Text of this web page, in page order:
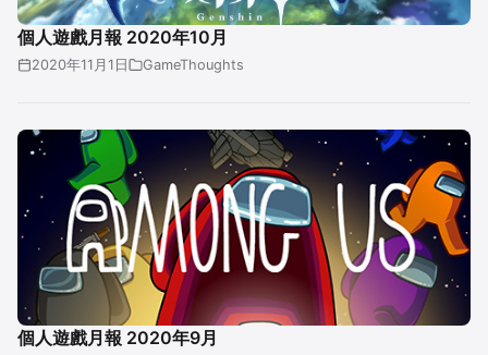
個人遊戲月報 2020年10月
2020年11月1日 GameThoughts
個人遊戲月報 2020年9月